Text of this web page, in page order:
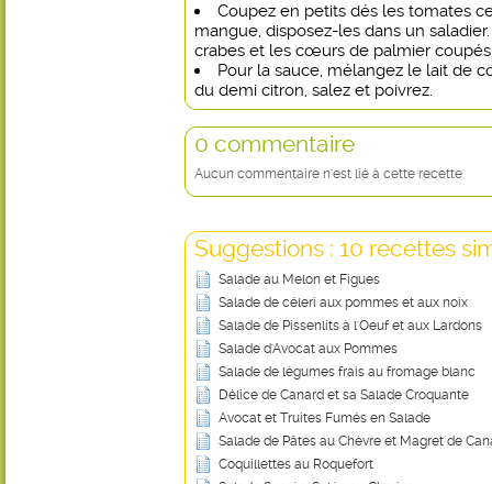
Coupez en petits dés les tomates
mangue, disposez-les dans un
crabes et les cœurs de palmier
Pour la sauce, mélangez le lait de
du demi citron, salez et poivrez.
0 commentaire
Aucun commentaire n'est lié à cette recette
Suggestions : 10 recettes
Salade au Melon et Figues
Salade de céleri aux pommes et aux noix
Salade de Pissenlits à l'Oeuf et aux Lardons
Salade d'Avocat aux Pommes
Salade de légumes frais au fromage blanc
Délice de Canard et sa Salade Croquante
Avocat et Truites Fumés en Salade
Salade de Pâtes au Chèvre et Magret de
Coquillettes au Roquefort